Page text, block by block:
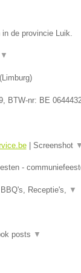
de provincie Luik.
▼
Limburg)
, BTW-nr: BE
| Screenshot ▼
-
Receptie's, ▼
posts ▼